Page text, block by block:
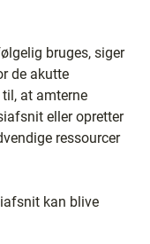
bruges, siger
de akutte
at amterne
eller opretter
ressourcer
kan blive